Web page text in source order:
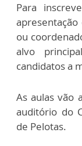
Para
ou
alvo
candidatos a
As aulas vão
auditório do
de Pelotas.